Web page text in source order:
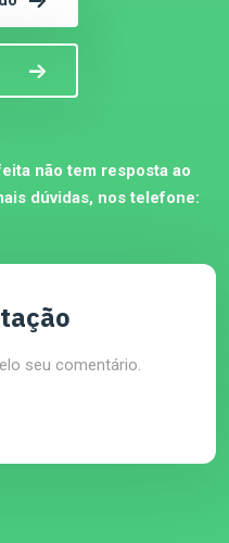
não tem resposta ao
dúvidas, nos telefone:
seu comentário.